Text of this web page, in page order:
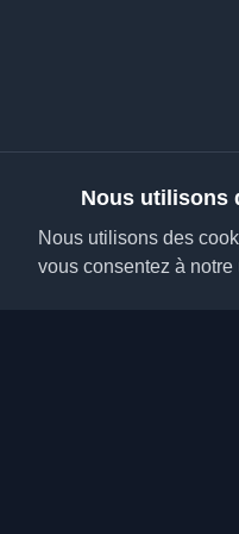
Nous utilisons
Nous utilisons des
vous consentez à